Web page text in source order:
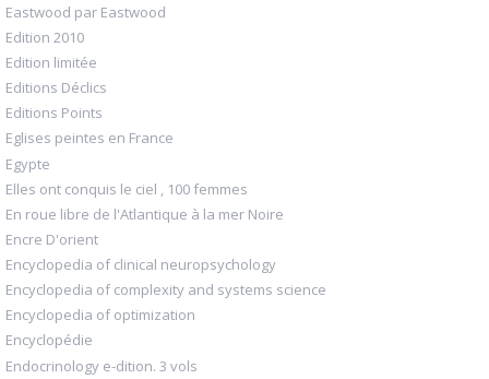
Eastwood par Eastwood
Edition 2010
Edition limitée
Editions Déclics
Editions Points
Eglises peintes en France
Egypte
Elles ont conquis le ciel , 100 femmes
En roue libre de l'Atlantique à la mer Noire
Encre D'orient
Encyclopedia of clinical neuropsychology
Encyclopedia of complexity and systems science
Encyclopedia of optimization
Encyclopédie
Endocrinology e-dition. 3 vols